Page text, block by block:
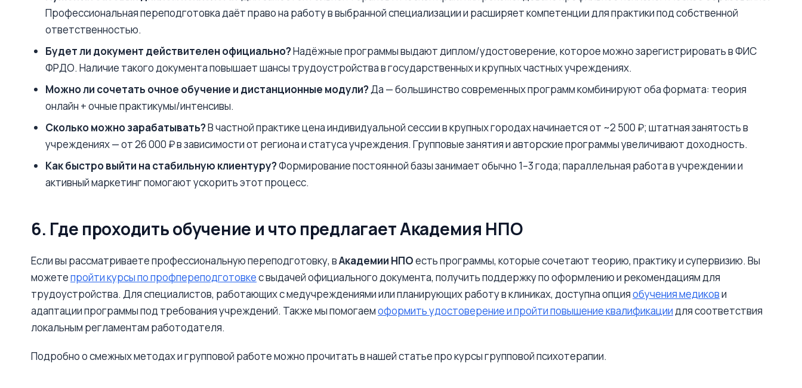
Профессиональная переподготовка даёт право на работу в выбранной специализации и расширяет компетенции для практики под собственной
ответственностью.
Будет ли документ действителен официально?Надёжные программы выдают диплом/удостоверение, которое можно зарегистрировать в ФИС
ФРДО. Наличие такого документа повышает шансы трудоустройства в государственных и крупных частных учреждениях.
Можно ли сочетать очное обучение и дистанционные модули?Да — большинство современных программ комбинируют оба формата: теория
онлайн + очные практикумы/интенсивы.
Сколько можно зарабатывать?В частной практике цена индивидуальной сессии в крупных городах начинается от ~2 500 ₽; штатная занятость в
учреждениях — от 26 000 ₽ в зависимости от региона и статуса учреждения. Групповые занятия и авторские программы увеличивают доходность.
Как быстро выйти на стабильную клиентуру?Формирование постоянной базы занимает обычно 1–3 года; параллельная работа в учреждении и
активный маркетинг помогают ускорить этот процесс.
6. Где проходить обучение и что предлагает Академия НПО
Если вы рассматриваете профессиональную переподготовку, вАкадемии НПОесть программы, которые сочетают теорию, практику и супервизию. Вы
можетепройти курсы по профпереподготовкес выдачей официального документа, получить поддержку по оформлению и рекомендациям для
трудоустройства. Для специалистов, работающих с медучреждениями или планирующих работу в клиниках, доступна опцияобучения медикови
адаптации программы под требования учреждений. Также мы помогаемоформить удостоверение и пройти повышение квалификациидля соответствия
локальным регламентам работодателя.
Подробно о смежных методах и групповой работе можно прочитать в нашей статье про курсы групповой психотерапии.